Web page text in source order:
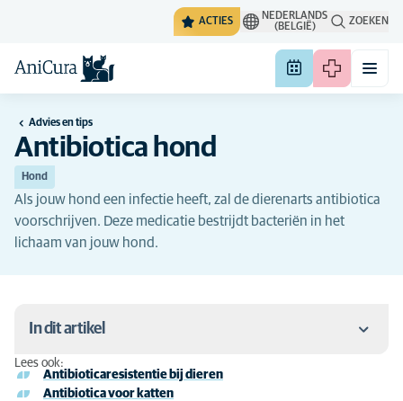
ACTIES
NEDERLANDS
(BELGIË)
ZOEKEN
Advies en tips
Antibiotica hond
Hond
Als jouw hond een infectie heeft, zal de dierenarts antibiotica
voorschrijven. Deze medicatie bestrijdt bacteriën in het
lichaam van jouw hond.
In dit artikel
Antibiotica voor honden
Lees ook:
Antibioticaresistentie bij dieren
Antibiotica voor katten